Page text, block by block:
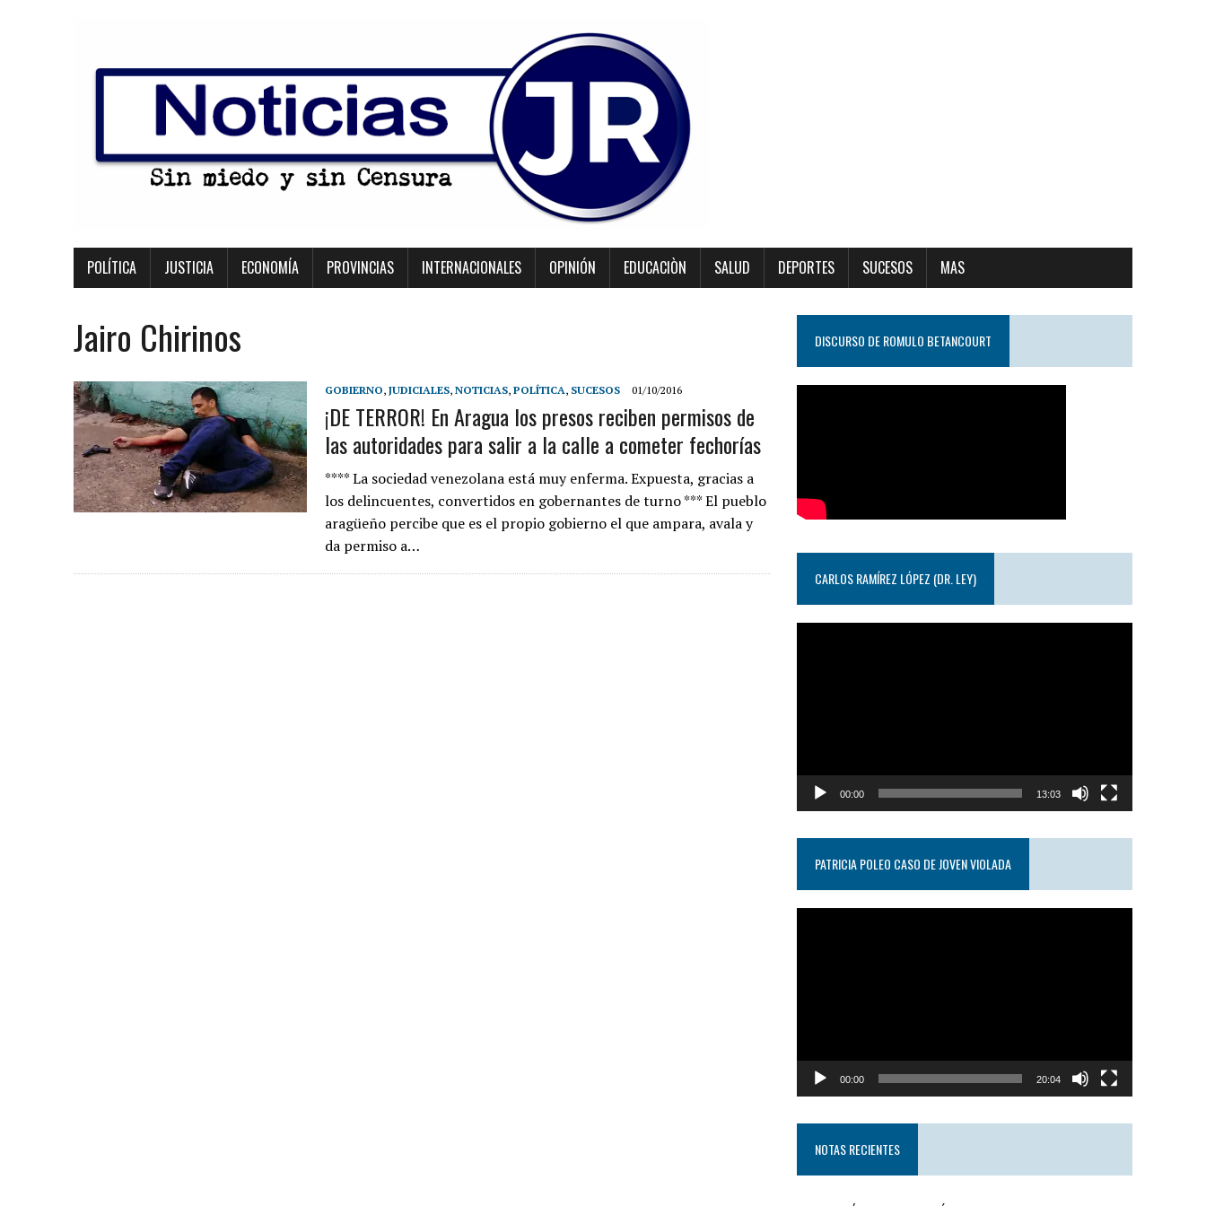
POLÍTICA JUSTICIA ECONOMÍA PROVINCIAS INTERNACIONALES OPINIÓN EDUCACIÒN SALUD DEPORTES SUCESOS MAS
Jairo Chirinos
GOBIERNO, JUDICIALES, NOTICIAS, POLÍTICA, SUCESOS 01/10/2016
¡DE TERROR! En Aragua los presos reciben permisos de
las autoridades para salir a la calle a cometer fechorías
**** La sociedad venezolana está muy enferma. Expuesta, gracias a
los delincuentes, convertidos en gobernantes de turno *** El pueblo
aragüeño percibe que es el propio gobierno el que ampara, avala y
da permiso a…
DISCURSO DE ROMULO BETANCOURT
CARLOS RAMÍREZ LÓPEZ (DR. LEY)
00:00 13:03
PATRICIA POLEO CASO DE JOVEN VIOLADA
00:00 20:04
NOTAS RECIENTES